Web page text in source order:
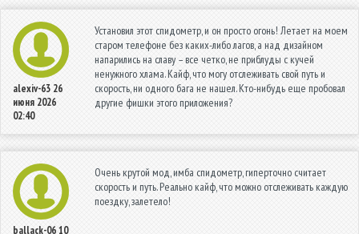
alexiv-63 26
июня 2026
02:40
Установил этот спидометр, и он просто огонь! Летает на моем
старом телефоне без каких-либо лагов, а над дизайном
напарились на славу – все четко, не приблуды с кучей
ненужного хлама. Кайф, что могу отслеживать свой путь и
скорость, ни одного бага не нашел. Кто-нибудь еще пробовал
другие фишки этого приложения?
ballack-0610
Очень крутой мод, имба спидометр, гиперточно считает
скорость и путь. Реально кайф, что можно отслеживать каждую
поездку, залетело!